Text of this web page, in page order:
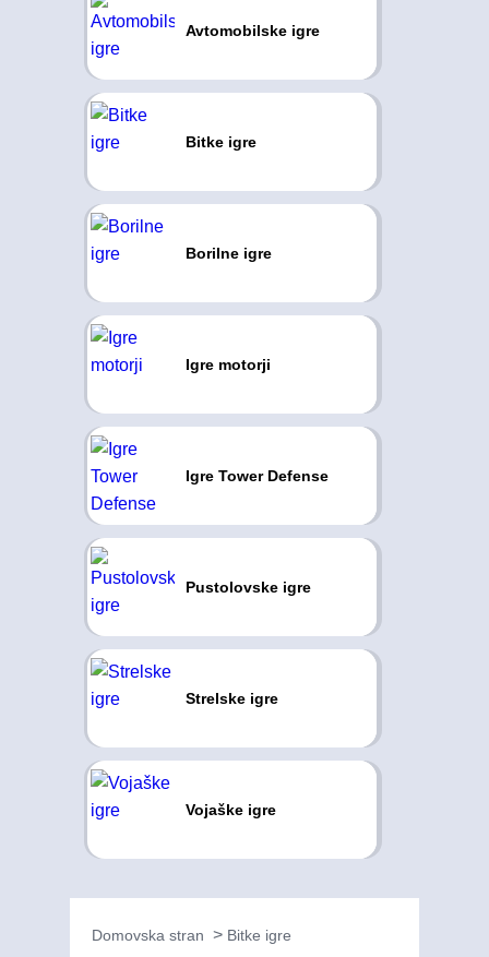
Avtomobilske igre
Bitke igre
Borilne igre
Igre motorji
Igre Tower Defense
Pustolovske igre
Strelske igre
Vojaške igre
Domovska stran Bitke igre